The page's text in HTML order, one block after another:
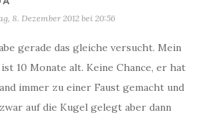
8. Dezember 2012 bei 20:56
gerade das gleiche versucht. Mein
10 Monate alt. Keine Chance, er hat
immer zu einer Faust gemacht und
auf die Kugel gelegt aber dann